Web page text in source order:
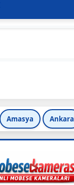
Amasya Ankara